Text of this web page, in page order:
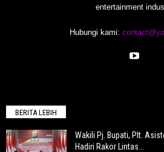
entertainment
Hubungi kami:
BERITA LEBIH
Wakili Pj. Bupati, Plt.
Hadiri Rakor Lintas...